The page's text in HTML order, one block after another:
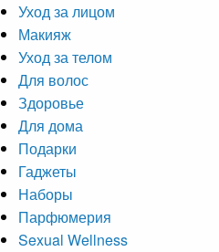
Уход за лицом
Макияж
Уход за телом
Для волос
Здоровье
Для дома
Подарки
Гаджеты
Наборы
Парфюмерия
Sexual Wellness